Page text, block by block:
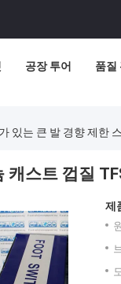
공장 투어 품질
있는 큰 발 경향 제한
캐스트 껍질
제